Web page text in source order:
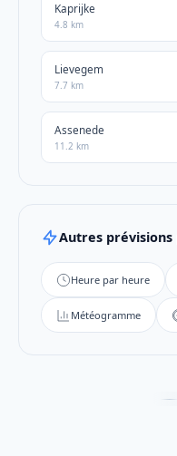
Kaprijke
4.8 km
Lievegem
7.7 km
Assenede
11.2 km
Autres prévisions
Heure par heure
Météogramme